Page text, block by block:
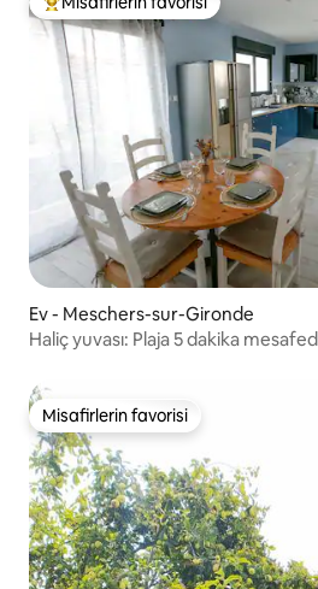
Misafirlerin favorilerinden en
Ev - Meschers-sur-Gironde
Haliç yuvası: Plaja 5 dakika
Misafirlerin favorisi
Misafirlerin favorisi